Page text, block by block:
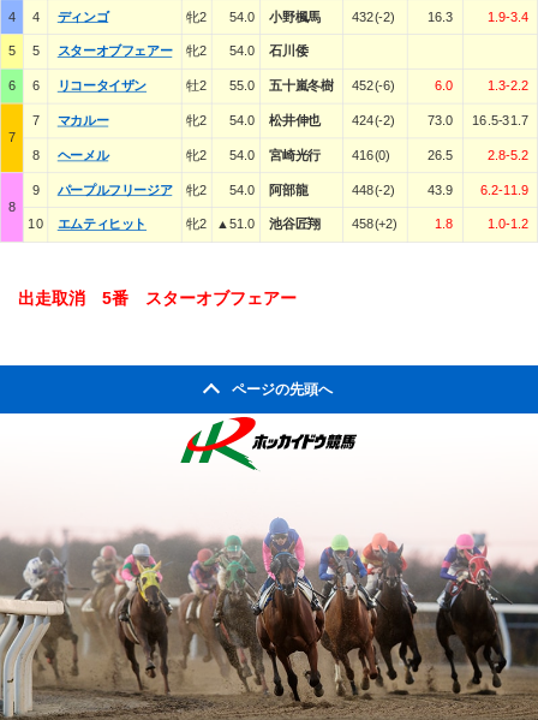
4 4 ディンゴ 牝2 54.0 小野楓馬 432(-2) 16.3 1.9-3.4
5 5 スターオブフェアー 牝2 54.0 石川倭
6 6 リコータイザン 牡2 55.0 五十嵐冬樹 452(-6) 6.0 1.3-2.2
7
7 マカルー 牝2 54.0 松井伸也 424(-2) 73.0 16.5-31.7
8 ヘーメル 牝2 54.0 宮崎光行 416(0) 26.5 2.8-5.2
8
9 パープルフリージア 牝2 54.0 阿部龍 448(-2) 43.9 6.2-11.9
10 エムティヒット 牝2 ▲51.0 池谷匠翔 458(+2) 1.8 1.0-1.2
出走取消 5番 スターオブフェアー
ページの先頭へ